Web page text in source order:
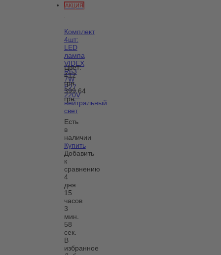
АКЦИЯ
Комплект
4шт:
LED
лампа
VIDEX
R63
7W
E27
220V
нейтральный
свет
Цвет:
412
грн.
399.64
грн.
Есть
в
наличии
Купить
Добавить
к
сравнению
4
дня
15
часов
3
мин.
58
сек.
В
избранное